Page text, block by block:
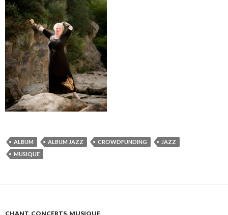
ALBUM ALBUM JAZZ CROWDFUNDING
JAZZ
MUSIQUE
CHANT, CONCERTS, MUSIQUE